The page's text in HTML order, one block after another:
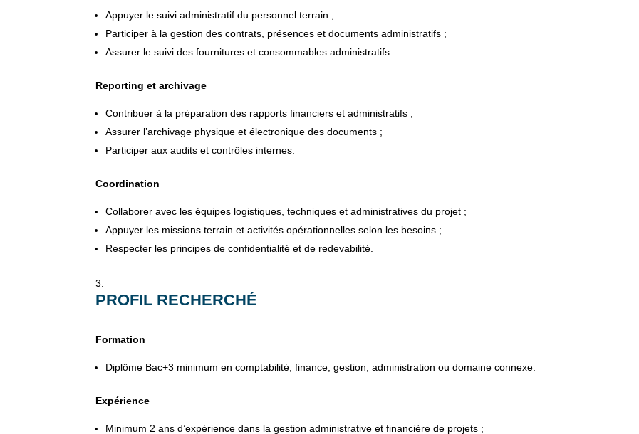
Appuyer le suivi administratif du personnel terrain ;
Participer à la gestion des contrats, présences et documents administratifs ;
Assurer le suivi des fournitures et consommables administratifs.
Reporting et archivage
Contribuer à la préparation des rapports financiers et administratifs ;
Assurer l’archivage physique et électronique des documents ;
Participer aux audits et contrôles internes.
Coordination
Collaborer avec les équipes logistiques, techniques et administratives du projet ;
Appuyer les missions terrain et activités opérationnelles selon les besoins ;
Respecter les principes de confidentialité et de redevabilité.
PROFIL RECHERCHÉ
Formation
Diplôme Bac+3 minimum en comptabilité, finance, gestion, administration ou domaine connexe.
Expérience
Minimum 2 ans d’expérience dans la gestion administrative et financière de projets ;